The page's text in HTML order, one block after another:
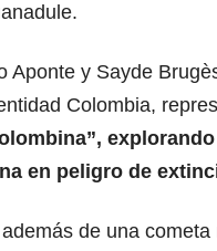
Aponte y Sayde
Colombia,
en peligro de
de una